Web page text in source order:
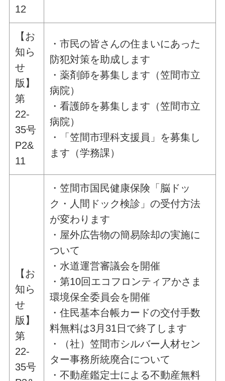
12
【お
知ら
せ
版】
第
22-
35号
P2&
11
・市民の皆さんの住まいにあった
防犯対策を助成します
・薬剤師を募集します（笠間市立
病院）
・看護師を募集します（笠間市立
病院）
・「笠間市理科支援員」を募集し
ます（学務課）
【お
知ら
せ
版】
第
22-
35号
・笠間市国民健康保険「脳ドッ
ク・人間ドック検診」の受付方法
が変わります
・屋外広告物の簡易除却の実施に
ついて
・水道運営審議会を開催
・第10回エコフロンティアかさま
環境保全委員会を開催
・住民基本台帳カードの交付手数
料無料は3月31日で終了します
・（社）笠間市シルバー人材セン
ター事務所統廃合について
・不動産鑑定士による不動産無料